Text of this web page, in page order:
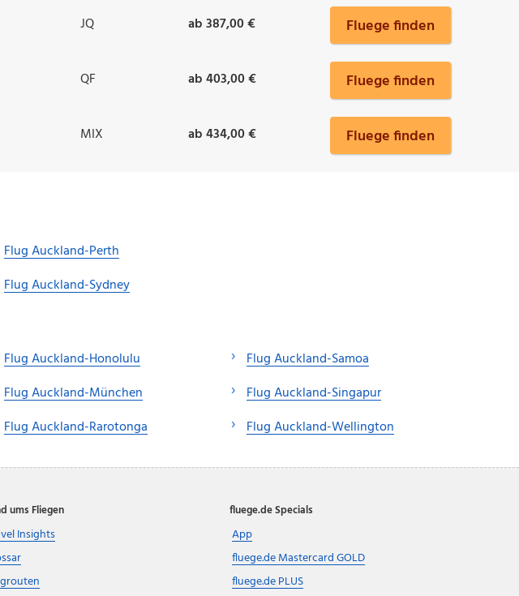
JQ ab 387,00 € Fluege finden
QF ab 403,00 € Fluege finden
MIX ab 434,00 € Fluege finden
Flug Auckland-Perth
Flug Auckland-Sydney
Flug Auckland-Honolulu
Flug Auckland-München
Flug Auckland-Rarotonga
Flug Auckland-Samoa
Flug Auckland-Singapur
Flug Auckland-Wellington